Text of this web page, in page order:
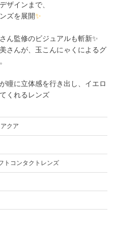
ザインまで、
ズを展開✨
ん監修のビジュアルも斬新✨
さんが、玉こんにゃくによるグ
瞳に立体感を行き出し、イエロ
くれるレンズ
クア
トコンタクトレンズ